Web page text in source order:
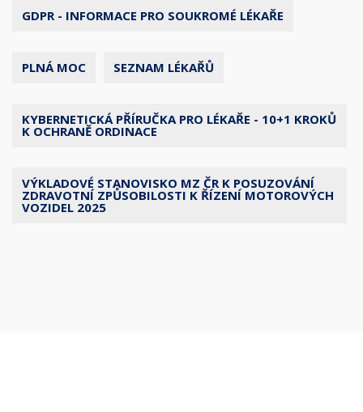
GDPR - INFORMACE PRO SOUKROMÉ LÉKAŘE
PLNÁ MOC SEZNAM LÉKAŘŮ
KYBERNETICKÁ PŘÍRUČKA PRO LÉKAŘE - 10+1 KROKŮ
K OCHRANĚ ORDINACE
VÝKLADOVÉ STANOVISKO MZ ČR K POSUZOVÁNÍ
ZDRAVOTNÍ ZPŮSOBILOSTI K ŘÍZENÍ MOTOROVÝCH
VOZIDEL 2025